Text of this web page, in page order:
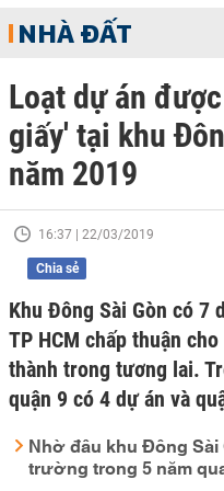
NHÀ ĐẤT
Loạt dự án
giấy' tại khu
năm 2019
16:37 | 22/03/2019
Chia sẻ
Khu Đông Sài Gòn có 7
TP HCM chấp thuận
thành trong tương lai.
quận 9 có 4 dự án và
Nhờ đâu khu Đông
trường trong 5 năm